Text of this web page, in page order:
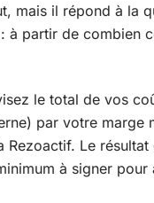
mais il répond à la
à partir de combien
le total de vos
par votre marge
Rezoactif. Le résultat
à signer pour